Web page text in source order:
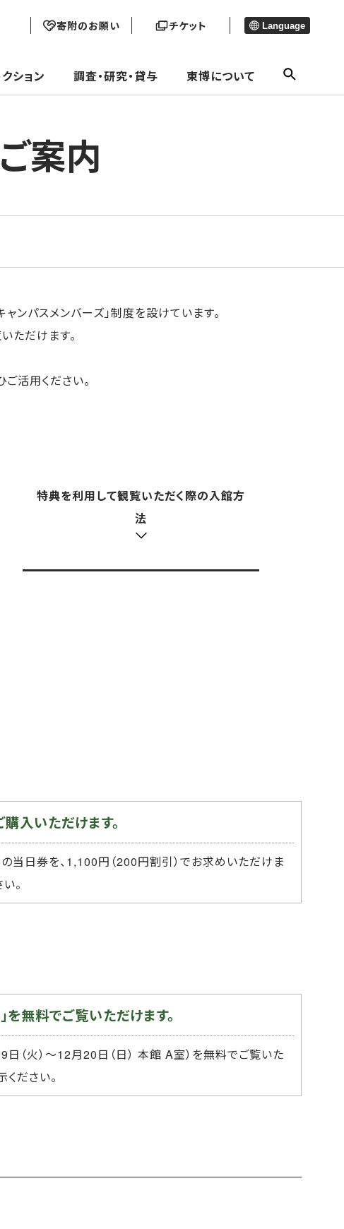
寄附のお願い チケット Language
ション 調査・研究・貸与 東博について
案内
パスメンバーズ」制度を設けています。
ただけます。
活用ください。
特典を利用して観覧いただく際の入館方
法
入いただけます。
当日券を、1,100円（200円割引）でお求めいただけま
。
無料でご覧いただけます。
（火）～12月20日（日） 本館 A室）を無料でご覧いた
ださい。